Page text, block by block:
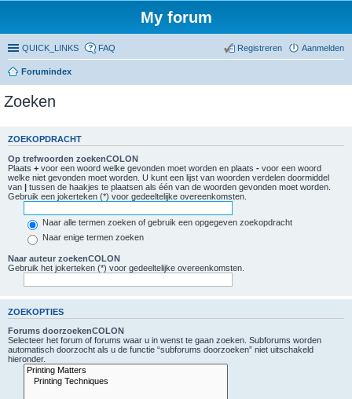
My forum
QUICK_LINKS FAQ Aanmelden
Registreren
Forumindex
Zoeken
ZOEKOPDRACHT
Op trefwoorden zoekenCOLON
Plaats + voor een woord welke gevonden moet worden en plaats - voor een woord
welke niet gevonden moet worden. U kunt een lijst van woorden verdelen doormiddel
van | tussen de haakjes te plaatsen als één van de woorden gevonden moet worden.
Gebruik een jokerteken (*) voor gedeeltelijke overeenkomsten.
Naar alle termen zoeken of gebruik een opgegeven zoekopdracht
Naar enige termen zoeken
Naar auteur zoekenCOLON
Gebruik het jokerteken (*) voor gedeeltelijke overeenkomsten.
ZOEKOPTIES
Forums doorzoekenCOLON
Selecteer het forum of forums waar u in wenst te gaan zoeken. Subforums worden
automatisch doorzocht als u de functie “subforums doorzoeken” niet uitschakeld
hieronder.